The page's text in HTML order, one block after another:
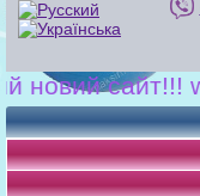
сайт!!!